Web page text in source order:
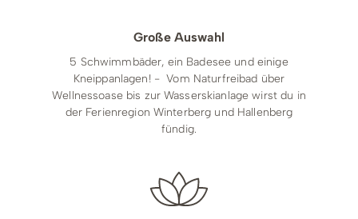
Große Auswahl
5 Schwimmbäder, ein Badesee und einige
Kneippanlagen! - Vom Naturfreibad über
Wellnessoase bis zur Wasserskianlage wirst du in
der Ferienregion Winterberg und Hallenberg
fündig.